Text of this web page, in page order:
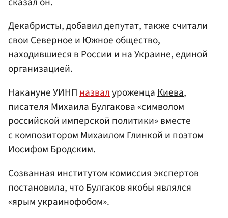
Декабристы, добавил депутат, также считали
свои Северное и Южное общество,
находившиеся вРоссиии на Украине, единой
организацией.
Накануне УИНПназвалуроженцаКиева,
писателя Михаила Булгакова «символом
российской имперской политики» вместе
с композиторомМихаилом Глинкойи поэтом
Иосифом Бродским.
Созванная институтом комиссия экспертов
постановила, что Булгаков якобы являлся
«ярым украинофобом».